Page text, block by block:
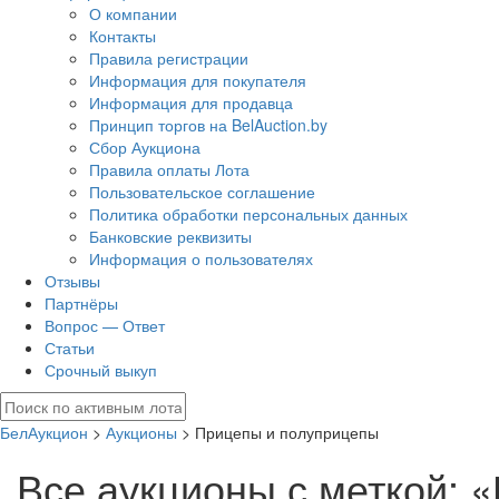
О компании
Контакты
Правила регистрации
Информация для покупателя
Информация для продавца
Принцип торгов на BelAuction.by
Сбор Аукциона
Правила оплаты Лота
Пользовательское соглашение
Политика обработки персональных данных
Банковские реквизиты
Информация о пользователях
Отзывы
Партнёры
Вопрос — Ответ
Статьи
Срочный выкуп
БелАукцион > Аукционы > Прицепы и полуприцепы
Все аукционы с меткой: